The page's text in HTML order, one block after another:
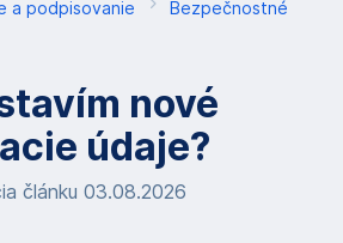
a podpisovanie
Bezpečnostné
nové
údaje?
článku 03.08.2026